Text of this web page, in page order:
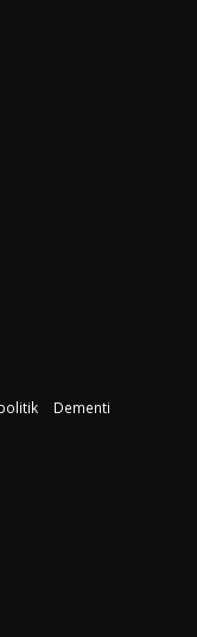
Dementi